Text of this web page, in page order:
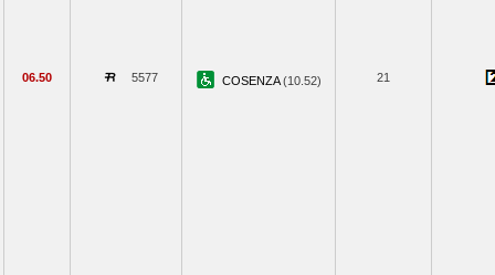
06.50 5577 COSENZA(10.52) 21